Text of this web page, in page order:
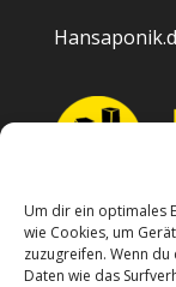
Um dir ein optimales
wie Cookies, um
zuzugreifen. Wenn
Daten wie das
Kontakt